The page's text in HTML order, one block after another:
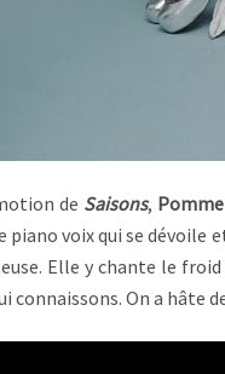
de Saisons, Pomme
piano voix qui se
Elle y chante le
connaissons. On a hâte